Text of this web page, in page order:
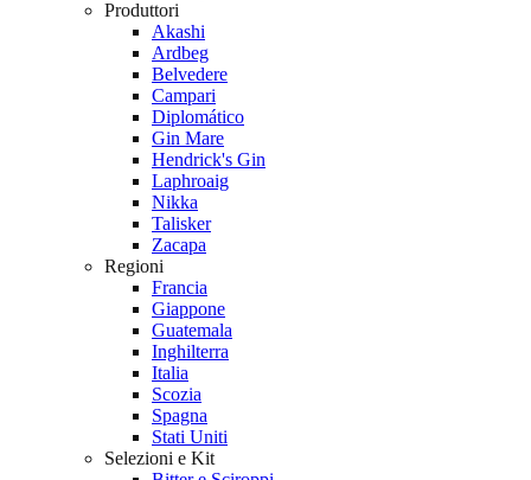
Produttori
Akashi
Ardbeg
Belvedere
Campari
Diplomático
Gin Mare
Hendrick's Gin
Laphroaig
Nikka
Talisker
Zacapa
Regioni
Francia
Giappone
Guatemala
Inghilterra
Italia
Scozia
Spagna
Stati Uniti
Selezioni e Kit